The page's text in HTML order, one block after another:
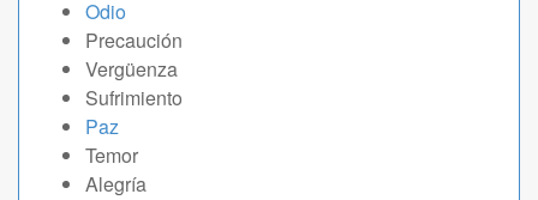
Odio
Precaución
Vergüenza
Sufrimiento
Paz
Temor
Alegría